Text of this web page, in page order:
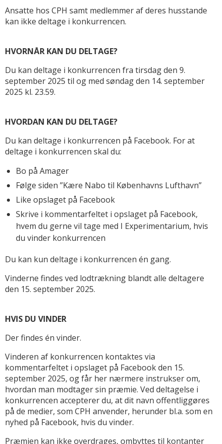
Ansatte hos CPH samt medlemmer af deres husstande
kan ikke deltage i konkurrencen.
HVORNÅR KAN DU DELTAGE?
Du kan deltage i konkurrencen fra tirsdag den 9.
september 2025 til og med søndag den 14. september
2025 kl. 23.59.
HVORDAN KAN DU DELTAGE?
Du kan deltage i konkurrencen på Facebook. For at
deltage i konkurrencen skal du:
Bo på Amager
Følge siden ”Kære Nabo til Københavns Lufthavn”
Like opslaget på Facebook
Skrive i kommentarfeltet i opslaget på Facebook,
hvem du gerne vil tage med I Experimentarium, hvis
du vinder konkurrencen
Du kan kun deltage i konkurrencen én gang.
Vinderne findes ved lodtrækning blandt alle deltagere
den 15. september 2025.
HVIS DU VINDER
Der findes én vinder.
Vinderen af konkurrencen kontaktes via
kommentarfeltet i opslaget på Facebook den 15.
september 2025, og får her nærmere instrukser om,
hvordan man modtager sin præmie. Ved deltagelse i
konkurrencen accepterer du, at dit navn offentliggøres
på de medier, som CPH anvender, herunder bl.a. som en
nyhed på Facebook, hvis du vinder.
Præmien kan ikke overdrages, ombyttes til kontanter